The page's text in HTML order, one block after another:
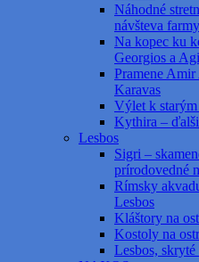
Náhodné
návšteva farmy
Na kopec ku
Georgios a
Pramene
Karavas
Výlet k
Kythira –
Lesbos
Sigri –
prírodovedné
Rímsky
Lesbos
Kláštory na
Kostoly na
Lesbos,